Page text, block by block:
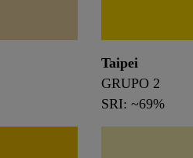
Taipei
GRUPO 2
SRI: ~69%